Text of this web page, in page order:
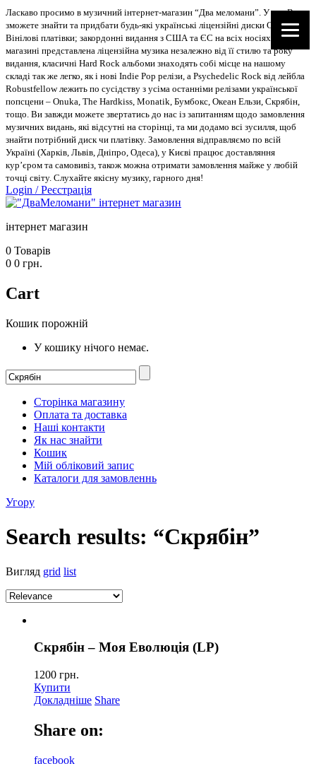
Ласкаво просимо в музичний інтернет-магазин “Два меломани”. У нас Ви
зможете знайти та придбати будь-які українські ліцензійні диски CD, DVD,
Вінілові платівки; закордонні видання з США та ЄС на всіх носіях. В
магазині представлена ліцензійна музика незалежно від її стилю та року
видання, класичні Hard Rock альбоми знаходять собі місце на нашому
складі так же легко, як і нові Indie Pop релізи, а Psychedelic Rock від лейбла
Robustfellow лежить по сусідству з усіма останніми релізами української
попсцени – Onuka, The Hardkiss, Monatik, Бумбокс, Океан Ельзи, Скрябін,
тощо. Ви завжди можете звертатись до нас із запитанням щодо замовлення
музичних видань, які відсутні на сторінці, та ми додамо всі зусилля, щоб
знайти потрібний диск чи платівку. Замовлення відправляємо по всій
Україні (Харків, Львів, Дніпро, Одеса), у Києві працює доставляння
кур’єром та самовивіз, також можна отримати замовлення майже у любій
точці світу. Слухайте якісну музику, гарного дня!
Login /Реєстрація
інтернет магазин
0 Товарів
0 0 грн.
Cart
Кошик порожній
У кошику нічого немає.
Сторінка магазину
Оплата та доставка
Наші контакти
Як нас знайти
Кошик
Мій обліковий запис
Каталоги для замовленнь
Угору
Search results: “Скрябін”
Вигляд grid list
Скрябін – Моя Еволюція (LP)
1200 грн.
Купити
Докладніше Share
Share on:
facebook